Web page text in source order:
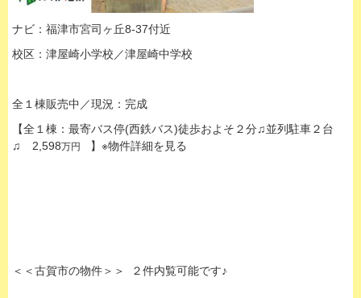
ナビ：福津市宮司ヶ丘8-37付近
校区：津屋崎小学校／津屋崎中学校
全１棟販売中／現況：完成
【全１棟：最寄バス停(西鉄バス)徒歩およそ２分♫並列駐車２台
♫ 2,598万円 】※物件詳細を見る
＜＜古賀市の物件＞＞ ２件内覧可能です♪